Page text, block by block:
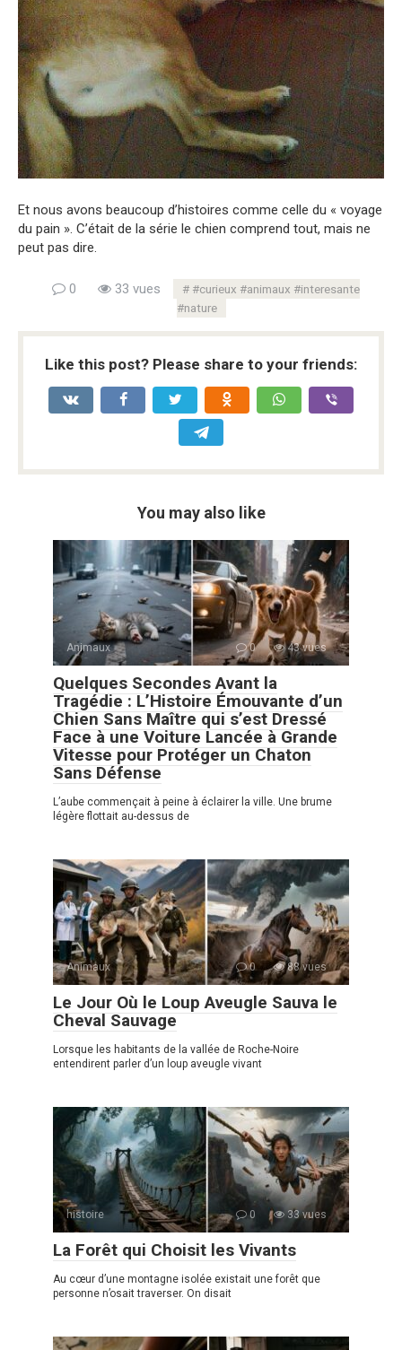
Et nous avons beaucoup d’histoires comme celle du « voyage
du pain ». C’était de la série le chien comprend tout, mais ne
peut pas dire.
0 33 vues
#curieux #animaux #interesante
#nature
Like this post? Please share to your friends:
You may also like
Animaux 0 43 vues
Quelques Secondes Avant la
Tragédie : L’Histoire Émouvante d’un
Chien Sans Maître qui s’est Dressé
Face à une Voiture Lancée à Grande
Vitesse pour Protéger un Chaton
Sans Défense
L’aube commençait à peine à éclairer la ville. Une brume
légère flottait au-dessus de
Animaux 0 88 vues
Le Jour Où le Loup Aveugle Sauva le
Cheval Sauvage
Lorsque les habitants de la vallée de Roche-Noire
entendirent parler d’un loup aveugle vivant
histoire 0 33 vues
La Forêt qui Choisit les Vivants
Au cœur d’une montagne isolée existait une forêt que
personne n’osait traverser. On disait